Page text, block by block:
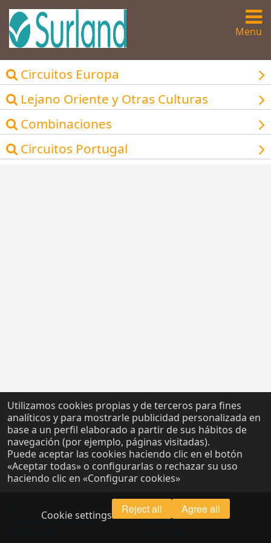
Menu
Circuitos Europa
Lejano Oriente y Otras Culturas
Combinaciones
Circuitos Portugal
Legal Notice
Reservation Conditions
About us
Utilizamos cookies propias y de terceros para fines
analíticos y para mostrarle publicidad personalizada en
base a un perfil elaborado a partir de sus hábitos de
navegación (por ejemplo, páginas visitadas).
Puede aceptar las cookies haciendo clic en el botón
«Aceptar todas» o configurarlas o rechazar su uso
haciendo clic en «Configurar cookies»
Cookie settings Reject all Agree all